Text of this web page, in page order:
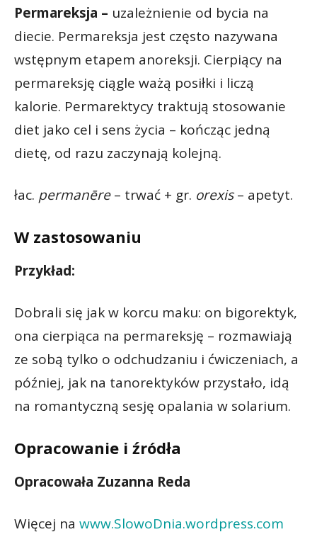
Permareksja – uzależnienie od bycia na
diecie. Permareksja jest często nazywana
wstępnym etapem anoreksji. Cierpiący na
permareksję ciągle ważą posiłki i liczą
kalorie. Permarektycy traktują stosowanie
diet jako cel i sens życia – kończąc jedną
dietę, od razu zaczynają kolejną.
łac. permanēre– trwać + gr. orexis– apetyt.
W zastosowaniu
Przykład:
Dobrali się jak w korcu maku: on bigorektyk,
ona cierpiąca na permareksję – rozmawiają
ze sobą tylko o odchudzaniu i ćwiczeniach, a
później, jak na tanorektyków przystało, idą
na romantyczną sesję opalania w solarium.
Opracowanie i źródła
Opracowała Zuzanna Reda
Więcej na www.SlowoDnia.wordpress.com